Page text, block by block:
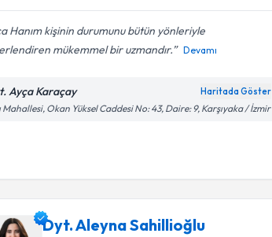
Hanım kişinin durumunu bütün yönleriyle
mükemmel bir uzmandır.
Devamı
Ayça Karaçay Haritada Göster
Mahallesi, Okan Yüksel Caddesi No: 43, Daire: 9, Karşıyaka / İzmir
Dyt. Aleyna Sahillioğlu